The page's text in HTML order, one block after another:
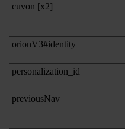
cuvon [x2]
orionV3#identity
personalization_id
previousNav